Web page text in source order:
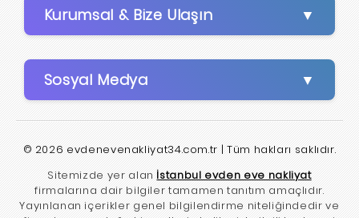
Kurumsal & Bize Ulaşın
Sosyal Medya
© 2026 evdenevenakliyat34.com.tr | Tüm hakları saklıdır.
Sitemizde yer alan İstanbul evden eve nakliyat
firmalarına dair bilgiler tamamen tanıtım amaçlıdır.
Yayınlanan içerikler genel bilgilendirme niteliğindedir ve